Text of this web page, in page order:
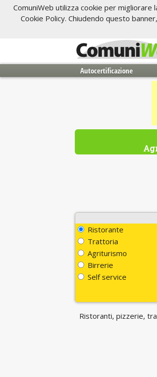
ComuniWeb utilizza cookie per
Cookie Policy. Chiudendo questo
Autocertificazione
Ristorante
Trattoria
Agriturismo
Birrerie
Self service
Ristoranti, pizzerie,